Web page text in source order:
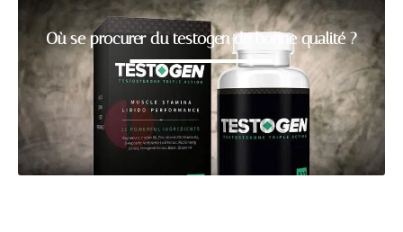
Où se procurer du testogen de bonne qualité ?